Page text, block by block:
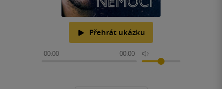
Přehrát ukázku
00:00 00:00